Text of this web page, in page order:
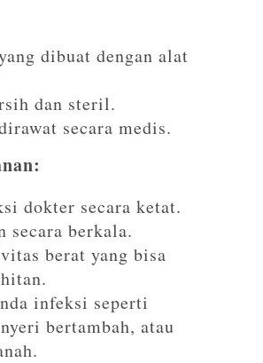
dibuat dengan alat
dan steril.
secara medis.
dokter secara ketat.
secara berkala.
berat yang bisa
infeksi seperti
bertambah, atau